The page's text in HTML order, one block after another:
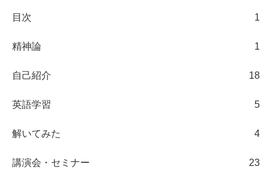
目次 1
精神論 1
自己紹介 18
英語学習 5
解いてみた 4
講演会・セミナー 23